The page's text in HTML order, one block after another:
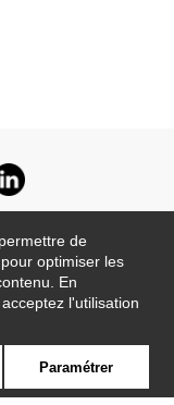
de
optimiser les
En
l'utilisation
Paramétrer